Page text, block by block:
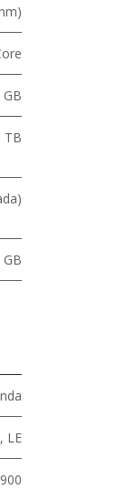
GB
TB
GB
, LE